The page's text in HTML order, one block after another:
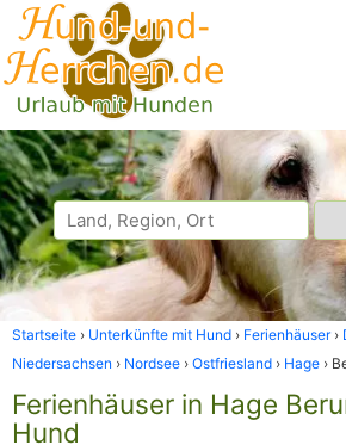
Startseite Unterkünfte mit Hund Ferienhäuser
Niedersachsen
Nordsee Ostfriesland Hage
Ferienhäuser in Hage
Hund